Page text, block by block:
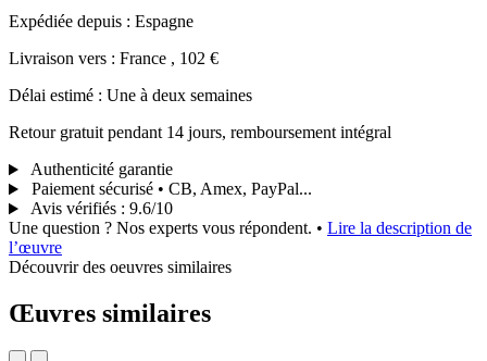
Expédiée depuis : Espagne
Livraison vers : France , 102 €
Délai estimé : Une à deux semaines
Retour gratuit pendant 14 jours, remboursement intégral
Authenticité garantie
Paiement sécurisé • CB, Amex, PayPal...
Avis vérifiés : 9.6/10
Une question ? Nos experts vous répondent. • Lire la description de
l’œuvre
Découvrir des oeuvres similaires
Œuvres similaires